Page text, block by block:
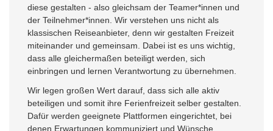
diese gestalten - also gleichsam der Teamer*innen und
der Teilnehmer*innen. Wir verstehen uns nicht als
klassischen Reiseanbieter, denn wir gestalten Freizeit
miteinander und gemeinsam. Dabei ist es uns wichtig,
dass alle gleichermaßen beteiligt werden, sich
einbringen und lernen Verantwortung zu übernehmen.
Wir legen großen Wert darauf, dass sich alle aktiv
beteiligen und somit ihre Ferienfreizeit selber gestalten.
Dafür werden geeignete Plattformen eingerichtet, bei
denen Erwartungen kommuniziert und Wünsche